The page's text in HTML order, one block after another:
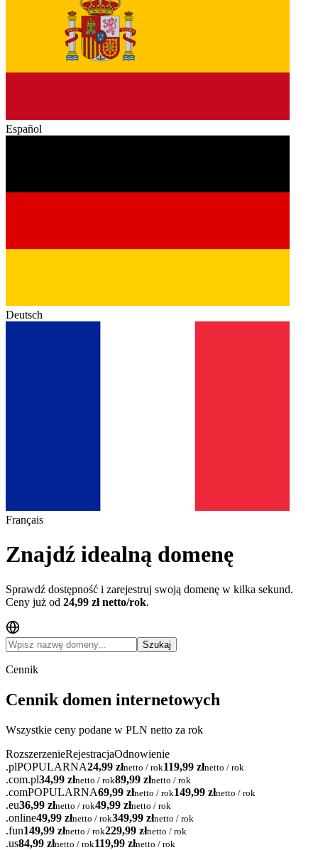
Español
Deutsch
Français
Znajdź idealną domenę
Sprawdź dostępność i zarejestruj swoją domenę w kilka sekund.
Ceny już od 24,99 zł netto/rok.
Szukaj
Cennik
Cennik domen internetowych
Wszystkie ceny podane w PLN netto za rok
RozszerzenieRejestracjaOdnowienie
.plPOPULARNA24,99 złnetto / rok119,99 złnetto / rok
.com.pl34,99 złnetto / rok89,99 złnetto / rok
.comPOPULARNA69,99 złnetto / rok149,99 złnetto / rok
.eu36,99 złnetto / rok49,99 złnetto / rok
.online49,99 złnetto / rok349,99 złnetto / rok
.fun149,99 złnetto / rok229,99 złnetto / rok
.us84,99 złnetto / rok119,99 złnetto / rok